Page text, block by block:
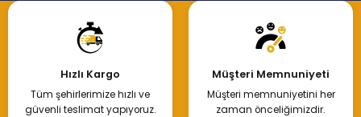
Hızlı Kargo
Tüm şehirlerimize hızlı ve
güvenli teslimat yapıyoruz.
Müşteri Memnuniyeti
Müşteri memnuniyetini her
zaman önceliğimizdir.